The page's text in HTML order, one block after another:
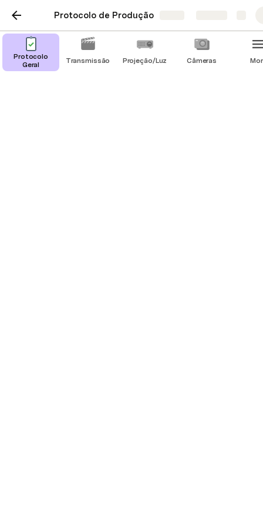
Protocolo de Produção
Transicionando TVs
Entre Proclaim e
Protocolo
Geral
Transmissão Projeção/Luz Câmeras